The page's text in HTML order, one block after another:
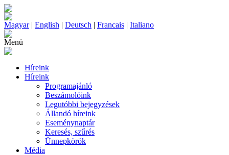
Magyar| English | Deutsch | Francais | Italiano
Menü
Híreink
Híreink
Programajánló
Beszámolóink
Legutóbbi bejegyzések
Állandó híreink
Eseménynaptár
Keresés, szűrés
Ünnepkörök
Média